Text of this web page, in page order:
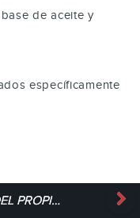
de aceite y
específicamente
2018 MKZ HYBRID MANUAL DEL PROPIETARIO